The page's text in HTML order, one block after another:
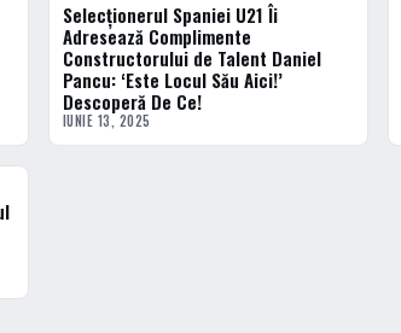
ACTUALE
Selecționerul Spaniei U21 Îi
Adresează Complimente
Constructorului de Talent Daniel
Pancu: ‘Este Locul Său Aici!’
Descoperă De Ce!
IUNIE 13, 2025